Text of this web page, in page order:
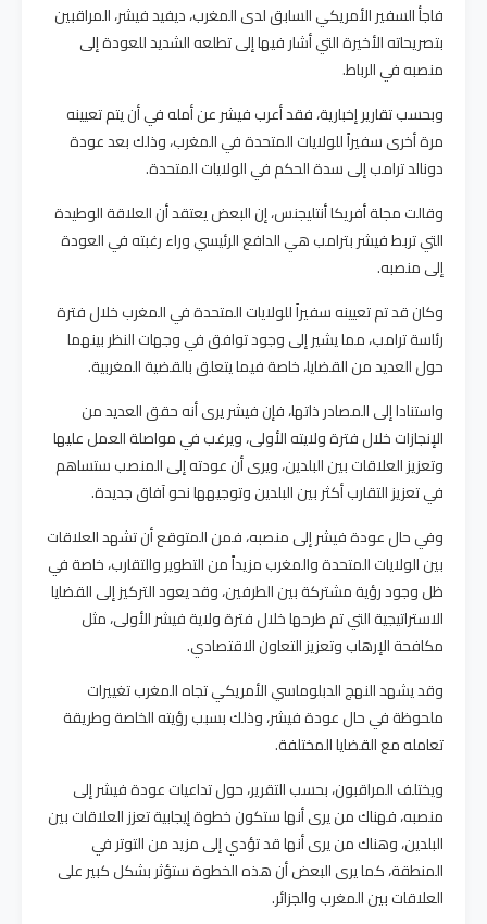
فاجأ السفير الأمريكي السابق لدى المغرب، ديفيد فيشر، المراقبين
بتصريحاته الأخيرة التي أشار فيها إلى تطلعه الشديد للعودة إلى
منصبه في الرباط.
وبحسب تقارير إخبارية، فقد أعرب فيشر عن أمله في أن يتم تعيينه
مرة أخرى سفيراً للولايات المتحدة في المغرب، وذلك بعد عودة
دونالد ترامب إلى سدة الحكم في الولايات المتحدة.
وقالت مجلة أفريكا أنتليجنس، إن البعض يعتقد أن العلاقة الوطيدة
التي تربط فيشر بترامب هي الدافع الرئيسي وراء رغبته في العودة
إلى منصبه.
وكان قد تم تعيينه سفيراً للولايات المتحدة في المغرب خلال فترة
رئاسة ترامب، مما يشير إلى وجود توافق في وجهات النظر بينهما
حول العديد من القضايا، خاصة فيما يتعلق بالقضية المغربية.
واستنادا إلى المصادر ذاتها، فإن فيشر يرى أنه حقق العديد من
الإنجازات خلال فترة ولايته الأولى، ويرغب في مواصلة العمل عليها
وتعزيز العلاقات بين البلدين، ويرى أن عودته إلى المنصب ستساهم
في تعزيز التقارب أكثر بين البلدين وتوجيهها نحو آفاق جديدة.
وفي حال عودة فيشر إلى منصبه، فمن المتوقع أن تشهد العلاقات
بين الولايات المتحدة والمغرب مزيداً من التطوير والتقارب، خاصة في
ظل وجود رؤية مشتركة بين الطرفين، وقد يعود التركيز إلى القضايا
الاستراتيجية التي تم طرحها خلال فترة ولاية فيشر الأولى، مثل
مكافحة الإرهاب وتعزيز التعاون الاقتصادي.
وقد يشهد النهج الدبلوماسي الأمريكي تجاه المغرب تغييرات
ملحوظة في حال عودة فيشر، وذلك بسبب رؤيته الخاصة وطريقة
تعامله مع القضايا المختلفة.
ويختلف المراقبون، بحسب التقرير، حول تداعيات عودة فيشر إلى
منصبه، فهناك من يرى أنها ستكون خطوة إيجابية تعزز العلاقات بين
البلدين، وهناك من يرى أنها قد تؤدي إلى مزيد من التوتر في
المنطقة، كما يرى البعض أن هذه الخطوة ستؤثر بشكل كبير على
العلاقات بين المغرب والجزائر.